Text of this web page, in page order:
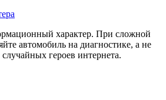
характер. При сложной
автомобиль на диагностике, а не
героев интернета.